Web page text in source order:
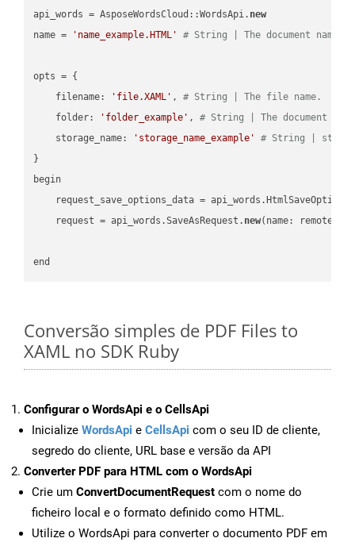
api_words = AsposeWordsCloud::WordsApi. new
name =
'name_example.HTML' # String | The document name.
opts = {
    filename:
'file.XAML' , # String | The file name.
    folder:
'folder_example' , # String | The document
    storage_name:
'storage_name_example'
# String |
}
begin
request_save_options_data =
    request = api_words.SaveAsRequest.
new(name:
Conversão simples de PDF Files to
XAML no SDK Ruby
Configurar o WordsApi e o CellsApi
Inicialize WordsApi e CellsApi com o seu ID de cliente,
segredo do cliente, URL base e versão da API
Converter PDF para HTML com o WordsApi
Crie um ConvertDocumentRequest com o nome do
ficheiro local e o formato definido como HTML.
Utilize o WordsApi para converter o documento PDF em